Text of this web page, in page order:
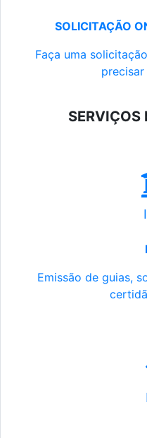
SOLICITAÇÃO
Faça uma
precisar
SERVIÇOS
Emissão de guias,